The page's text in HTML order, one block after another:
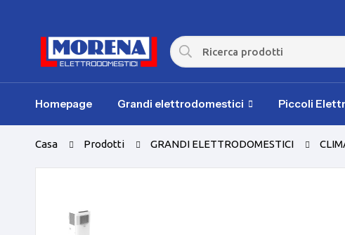
Homepage Grandi elettrodomestici Piccoli
Casa Prodotti GRANDI ELETTRODOMESTICI